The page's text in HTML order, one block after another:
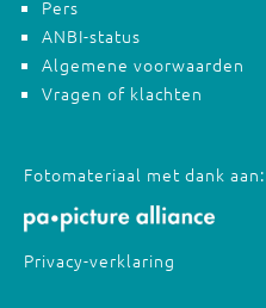
Pers
ANBI-status
Algemene voorwaarden
Vragen of klachten
Fotomateriaal met dank aan:
Privacy-verklaring